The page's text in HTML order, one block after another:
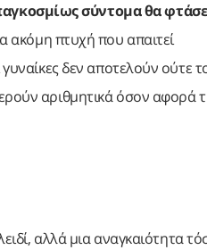
σύντομα θα
ακόμη πτυχή που απαιτεί
δεν αποτελούν ούτε
αριθμητικά όσον αφορά
αλλά μια αναγκαιότητα